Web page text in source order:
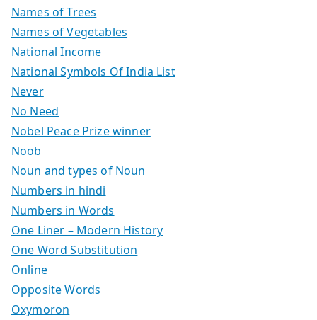
Names of Trees
Names of Vegetables
National Income
National Symbols Of India List
Never
No Need
Nobel Peace Prize winner
Noob
Noun and types of Noun
Numbers in hindi
Numbers in Words
One Liner – Modern History
One Word Substitution
Online
Opposite Words
Oxymoron